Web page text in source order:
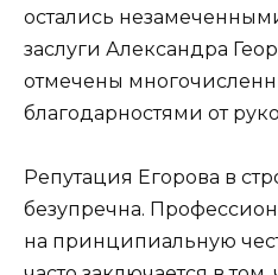
остались
заслуги Александра
отмечены
благодарностями от
Репутация Егорова в
безупречна.
на принципиальную